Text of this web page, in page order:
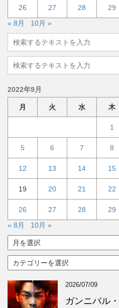
26 27 28 29
« 8月
10月 »
2022年9月
月 火 水 木
1
5 6 7 8
12 13 14 15
19 20 21 22
26 27 28 29
« 8月
10月 »
ー
イ
ブ
テ
ゴ
ー
2026/07/09
ガンニバル